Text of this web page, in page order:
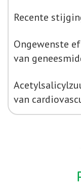
Recente
Ongewenste
van
van